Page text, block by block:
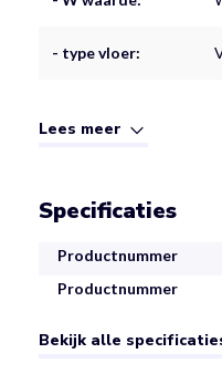
- type vloer:
Lees meer
Specificaties
Productnummer
Productnummer
Bekijk alle